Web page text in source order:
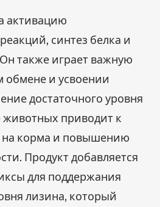
активацию
синтез белка и
также играет важную
обмене и усвоении
достаточного уровня
приводит к
на корма и повышению
Продукт добавляется
для поддержания
лизина, который